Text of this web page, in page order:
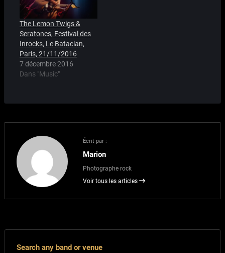
The Lemon Twigs &
Seratones, Festival des
Inrocks, Le Bataclan,
Paris, 21/11/2016
7 décembre 2016
Dans "Music"
Écrit par :
Marion
Photographe rock
Voir tous les articles
Search any band or venue